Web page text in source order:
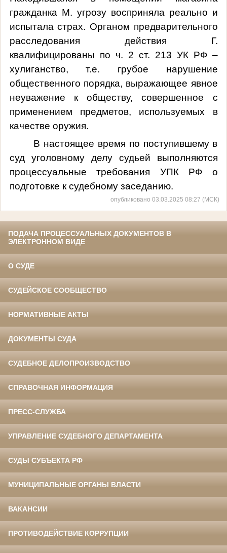
гражданка М. угрозу восприняла реально и
испытала страх. Органом предварительного
расследования действия Г.
квалифицированы по ч. 2 ст. 213 УК РФ –
хулиганство, т.е. грубое нарушение
общественного порядка, выражающее явное
неуважение к обществу, совершенное с
применением предметов, используемых в
качестве оружия.
В настоящее время по поступившему в
суд уголовному делу судьей выполняются
процессуальные требования УПК РФ о
подготовке к судебному заседанию.
опубликовано 03.03.2025 08:27 (МСК)
ПОДАЧА ПРОЦЕССУАЛЬНЫХ ДОКУМЕНТОВ В
ЭЛЕКТРОННОМ ВИДЕ
О СУДЕ
СУДЕЙСКОЕ СООБЩЕСТВО
НОРМАТИВНЫЕ АКТЫ
ДОКУМЕНТЫ СУДА
СУДЕБНОЕ ДЕЛОПРОИЗВОДСТВО
СПРАВОЧНАЯ ИНФОРМАЦИЯ
ПРЕСС-СЛУЖБА
УПРАВЛЕНИЕ СУДЕБНОГО ДЕПАРТАМЕНТА
СУДЫ СУБЪЕКТА РФ
МУНИЦИПАЛЬНЫЕ ОРГАНЫ ВЛАСТИ
ВАКАНСИИ
ПРОТИВОДЕЙСТВИЕ КОРРУПЦИИ